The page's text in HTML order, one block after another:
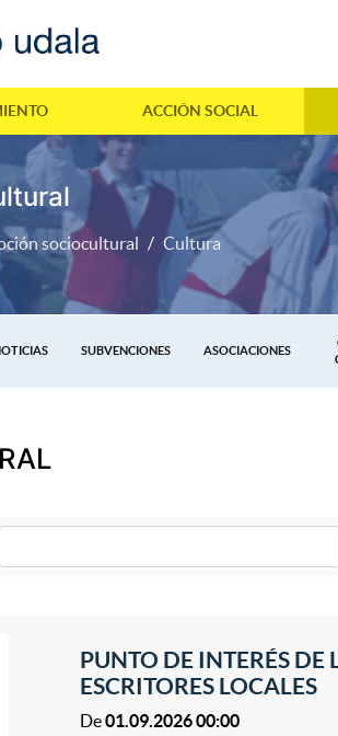
ACCIÓN SOCIAL
sociocultural Cultura
SUBVENCIONES ASOCIACIONES
PUNTO DE INTERÉS
ESCRITORES LOCALES
De01.09.2026 00:00